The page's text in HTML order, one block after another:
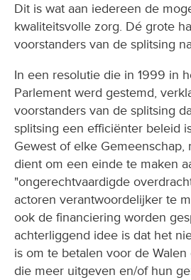
Dit is wat aan iedereen de
kwaliteitsvolle zorg. Dé grote
voorstanders van de splitsing
In een resolutie die in 1999 in
Parlement werd gestemd,
voorstanders van de splitsing
splitsing een efficiënter beleid
Gewest of elke Gemeenschap,
dient om een einde te maken
"ongerechtvaardigde
actoren verantwoordelijker te
ook de financiering worden
achterliggend idee is dat het
is om te betalen voor de Walen
die meer uitgeven en/of hun